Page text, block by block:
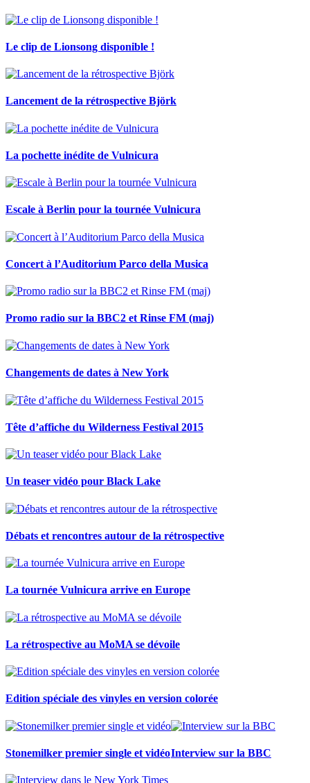
Le clip de Lionsong disponible !
Lancement de la rétrospective Björk
La pochette inédite de Vulnicura
Escale à Berlin pour la tournée Vulnicura
Concert à l’Auditorium Parco della Musica
Promo radio sur la BBC2 et Rinse FM (maj)
Changements de dates à New York
Tête d’affiche du Wilderness Festival 2015
Un teaser vidéo pour Black Lake
Débats et rencontres autour de la rétrospective
La tournée Vulnicura arrive en Europe
La rétrospective au MoMA se dévoile
Edition spéciale des vinyles en version colorée
Stonemilker premier single et vidéoInterview sur la BBC